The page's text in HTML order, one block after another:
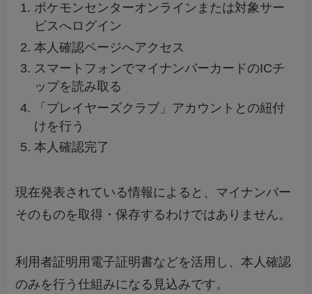
ポケモンセンターオンラインまたは対象サー
ビスへログイン
本人確認ページへアクセス
スマートフォンでマイナンバーカードのICチ
ップを読み取る
「プレイヤーズクラブ」アカウントとの紐付
けを行う
本人確認完了
現在発表されている情報によると、マイナンバー
そのものを取得・保存するわけではありません。
利用者証明用電子証明書などを活用し、本人確認
のみを行う仕組みになる見込みです。